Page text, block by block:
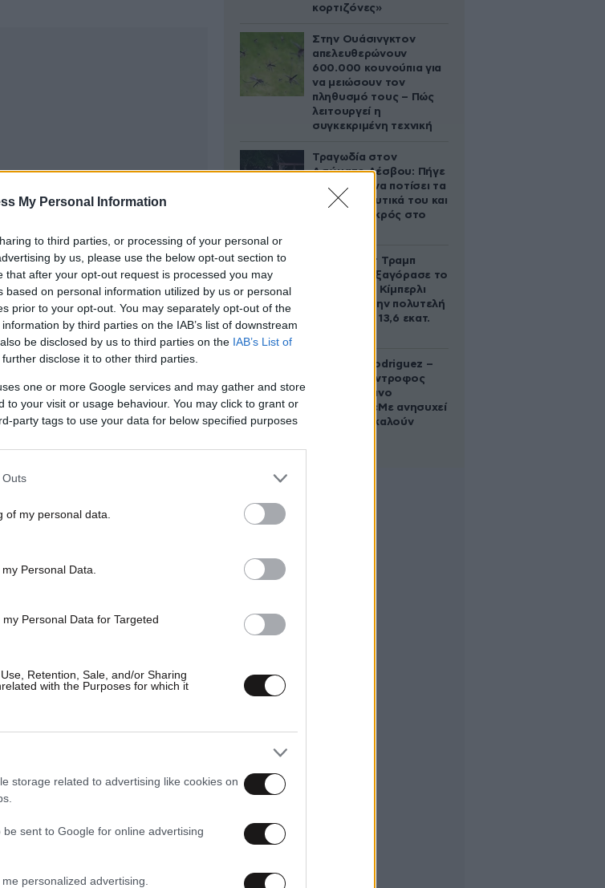
My Personal Information
to third parties, or processing of your personal or
by us, please use the below opt-out section to
that after your opt-out request is processed you may
based on personal information utilized by us or personal
prior to your opt-out. You may separately opt-out of the
by third parties on the IAB’s list of downstream
be disclosed by us to third parties on the IAB’s List of
disclose it to other third parties.
one or more Google services and may gather and store
to your visit or usage behaviour. You may click to grant or
party tags to use your data for below specified purposes
Outs
of my personal data.
Personal Data.
Personal Data for Targeted
Retention, Sale, and/or Sharing
with the Purposes for which it
storage related to advertising like cookies on
sent to Google for online advertising
personalized advertising.
κορτιζόνες»
Στην Ουάσινγκτον
απελευθερώνουν
600.000 κουνούπια για
να μειώσουν τον
πληθυσμό τους – Πώς
λειτουργεί η
συγκεκριμένη τεχνική
Τραγωδία στον
Ασώματο Λέσβου: Πήγε
στο κτήμα να ποτίσει τα
οπωροκηπευτικά του και
βρέθηκε νεκρός στο
Ο Ντόναλντ Τραμπ
Τζούνιορ εξαγόρασε το
μερίδιο της Κίμπερλι
Γκίλφοϊλ στην πολυτελή
έπαυλη των 13,6 εκατ.
Georgina Rodriguez –
Ξεσπά η σύντροφος
του Κριστιάνο
Ρονάλντο: «Με ανησυχεί
που με αποκαλούν